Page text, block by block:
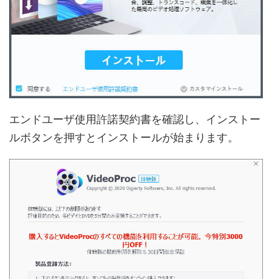
エンドユーザ使用許諾契約書を確認し、インストー
ルボタンを押すとインストールが始まります。